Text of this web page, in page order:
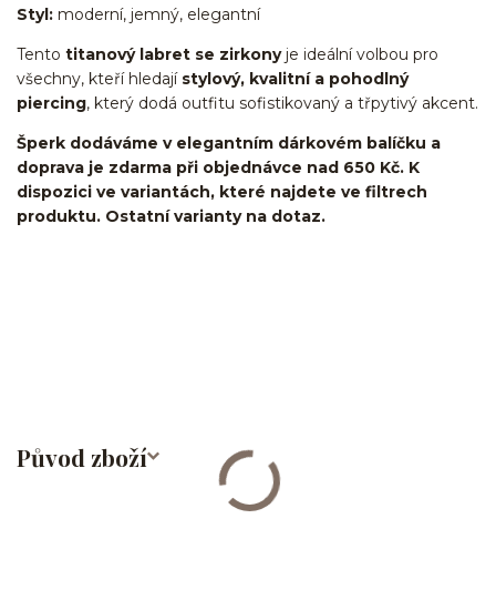
Styl: moderní, jemný, elegantní
Tento titanový labret se zirkonyje ideální volbou pro
všechny, kteří hledají stylový, kvalitní a pohodlný
piercing, který dodá outfitu sofistikovaný a třpytivý akcent.
Šperk dodáváme v elegantním dárkovém balíčku a
doprava je zdarma při objednávce nad 650 Kč. K
dispozici ve variantách, které najdete ve filtrech
produktu. Ostatní varianty na dotaz.
Původ zboží